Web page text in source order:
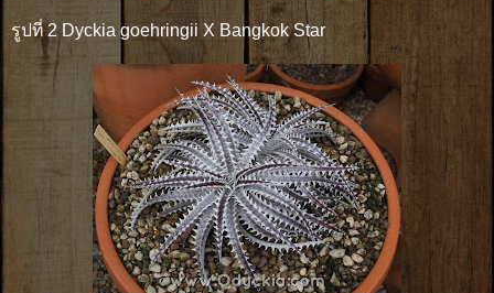
รูปที่ 2 Dyckia goehringii X Bangkok Star